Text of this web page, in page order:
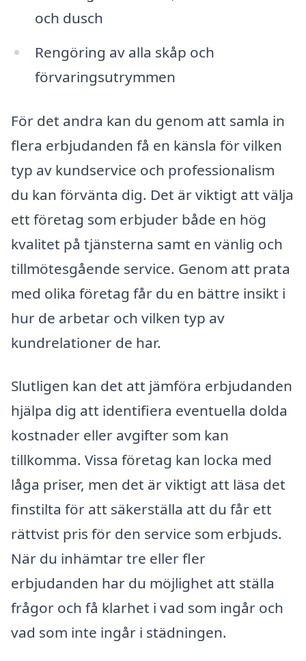
och dusch
Rengöring av alla skåp och
förvaringsutrymmen
För det andra kan du genom att samla in
flera erbjudanden få en känsla för vilken
typ av kundservice och professionalism
du kan förvänta dig. Det är viktigt att välja
ett företag som erbjuder både en hög
kvalitet på tjänsterna samt en vänlig och
tillmötesgående service. Genom att prata
med olika företag får du en bättre insikt i
hur de arbetar och vilken typ av
kundrelationer de har.
Slutligen kan det att jämföra erbjudanden
hjälpa dig att identifiera eventuella dolda
kostnader eller avgifter som kan
tillkomma. Vissa företag kan locka med
låga priser, men det är viktigt att läsa det
finstilta för att säkerställa att du får ett
rättvist pris för den service som erbjuds.
När du inhämtar tre eller fler
erbjudanden har du möjlighet att ställa
frågor och få klarhet i vad som ingår och
vad som inte ingår i städningen.